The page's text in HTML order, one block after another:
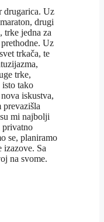
drugarica. Uz
drugi
trke jedna za
Uz
trkača, te
trke,
isto tako
iskustva,
mi najbolji
privatno
se, planiramo
izazove. Sa
na svome.